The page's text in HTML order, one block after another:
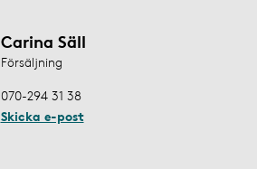
Carina Säll
Försäljning
070-294 31 38
Skicka e-post